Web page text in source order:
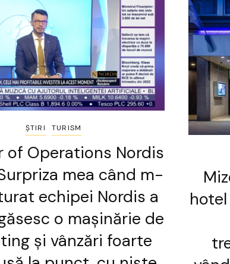
ȘTIRI TURISM
of Operations Nordis
mea când m-
echipei Nordis a
o mașinărie de
și vânzări foarte